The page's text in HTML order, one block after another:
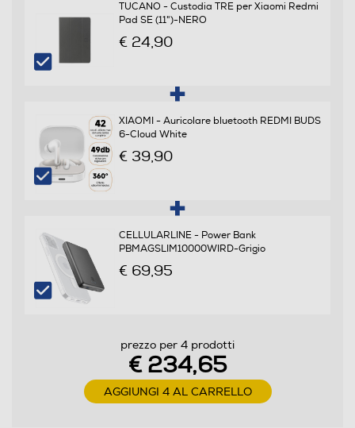
Schermo 5:3 (15:9)
LCD
Touchscreen
Connettività
Modulo G - UMTS
TUCANO - Custodia TRE per Xiaomi Redmi
Pad SE (11")-NERO
€ 24,90
XIAOMI - Auricolare bluetooth REDMI BUDS
6-Cloud White
€ 39,90
CELLULARLINE - Power Bank
PBMAGSLIM10000WIRD-Grigio
€ 69,95
prezzo per 4 prodotti
€ 234,65
AGGIUNGI 4 AL CARRELLO